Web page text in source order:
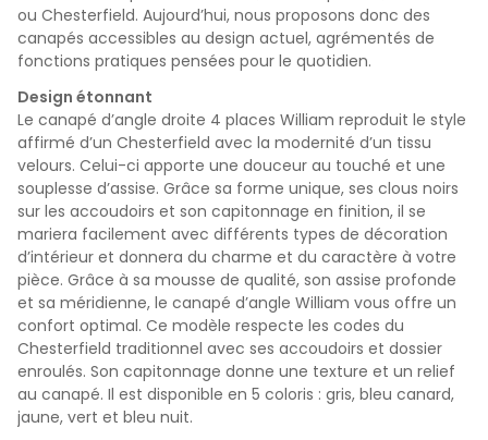
ou Chesterfield. Aujourd’hui, nous proposons donc des
canapés accessibles au design actuel, agrémentés de
fonctions pratiques pensées pour le quotidien.
Design étonnant
Le canapé d’angle droite 4 places William reproduit le style
affirmé d’un Chesterfield avec la modernité d’un tissu
velours. Celui-ci apporte une douceur au touché et une
souplesse d’assise. Grâce sa forme unique, ses clous noirs
sur les accoudoirs et son capitonnage en finition, il se
mariera facilement avec différents types de décoration
d’intérieur et donnera du charme et du caractère à votre
pièce. Grâce à sa mousse de qualité, son assise profonde
et sa méridienne, le canapé d’angle William vous offre un
confort optimal. Ce modèle respecte les codes du
Chesterfield traditionnel avec ses accoudoirs et dossier
enroulés. Son capitonnage donne une texture et un relief
au canapé. Il est disponible en 5 coloris : gris, bleu canard,
jaune, vert et bleu nuit.